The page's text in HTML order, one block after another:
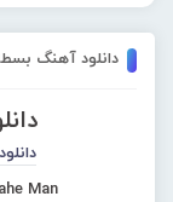
دانلود آهنگ
Man